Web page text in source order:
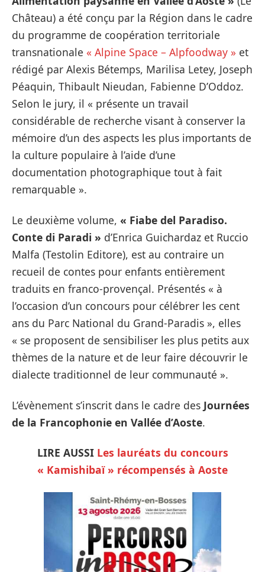
Château) a été conçu par la Région dans le cadre
du programme de coopération territoriale
transnationale « Alpine Space – Alpfoodway » et
rédigé par Alexis Bétemps, Marilisa Letey, Joseph
Péaquin, Thibault Nieudan, Fabienne D’Oddoz.
Selon le jury, il « présente un travail
considérable de recherche visant à conserver la
mémoire d’un des aspects les plus importants de
la culture populaire à l’aide d’une
documentation photographique tout à fait
remarquable ».
Le deuxième volume, « Fiabe del Paradiso.
Conte di Paradi » d’Enrica Guichardaz et Ruccio
Malfa (Testolin Editore), est au contraire un
recueil de contes pour enfants entièrement
traduits en franco-provençal. Présentés « à
l’occasion d’un concours pour célébrer les cent
ans du Parc National du Grand-Paradis », elles
« se proposent de sensibiliser les plus petits aux
thèmes de la nature et de leur faire découvrir le
dialecte traditionnel de leur communauté ».
L’évènement s’inscrit dans le cadre des Journées
de la Francophonie en Vallée d’Aoste.
LIRE AUSSI Les lauréats du concours
« Kamishibaï » récompensés à Aoste